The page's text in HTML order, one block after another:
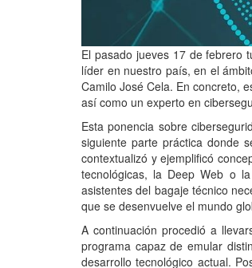
El pasado jueves 17 de febrero
líder en nuestro país, en el
Camilo José Cela. En concreto,
así como un experto en
Esta ponencia sobre
siguiente parte práctica donde
contextualizó y ejemplificó
tecnológicas, la Deep Web o
asistentes del bagaje técnico
que se desenvuelve el mundo
A continuación procedió a
programa capaz de emular
desarrollo tecnológico actual.